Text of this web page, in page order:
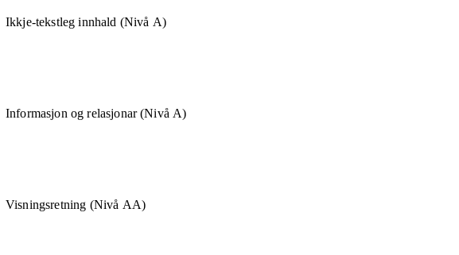
Ikkje-tekstleg innhald (Nivå A)
Informasjon og relasjonar (Nivå A)
Visningsretning (Nivå AA)